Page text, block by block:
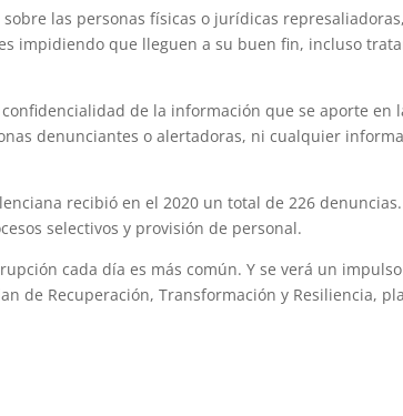
las personas físicas o jurídicas
impidiendo que lleguen a su buen fin, incluso
de la información que se aporte en
denunciantes o alertadoras, ni cualquier
recibió en el 2020 un total de 226
selectivos y provisión de personal.
cada día es más común. Y se verá un
de Recuperación, Transformación y Resiliencia,